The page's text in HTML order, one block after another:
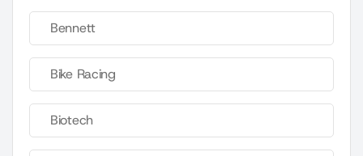
Bennett
Bike Racing
Biotech